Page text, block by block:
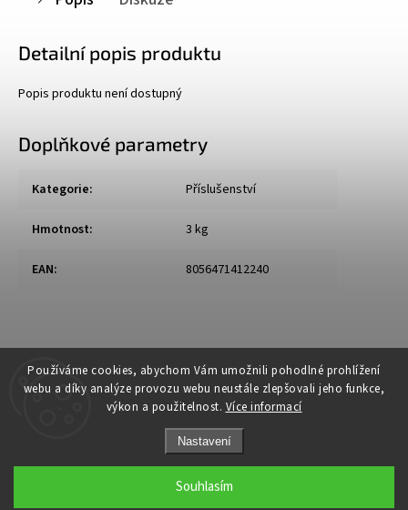
Používáme cookies, abychom Vám umožnili pohodlné prohlížení
webu a díky analýze provozu webu neustále zlepšovali jeho funkce,
výkon a použitelnost. Více informací
Nastavení
Souhlasím
Detailní popis produktu
Popis produktu není dostupný
Doplňkové parametry
Kategorie: Příslušenství
Hmotnost: 3 kg
EAN: 8056471412240